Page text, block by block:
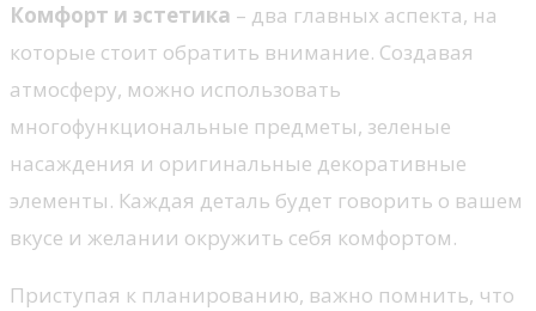
Комфорт и эстетика – два главных аспекта, на
которые стоит обратить внимание. Создавая
атмосферу, можно использовать
многофункциональные предметы, зеленые
насаждения и оригинальные декоративные
элементы. Каждая деталь будет говорить о вашем
вкусе и желании окружить себя комфортом.
Приступая к планированию, важно помнить, что